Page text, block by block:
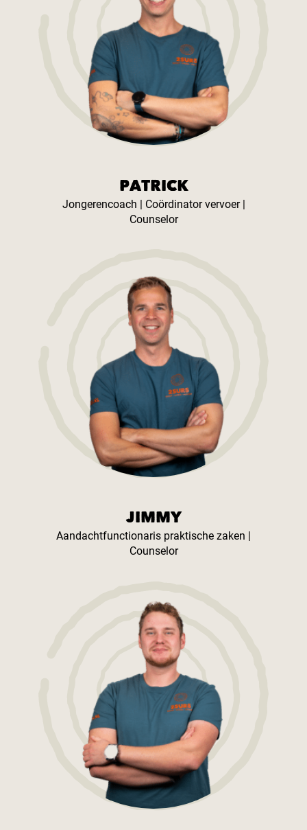
PATRICK
Jongerencoach | Coördinator vervoer |
Counselor
JIMMY
Aandachtfunctionaris praktische zaken |
Counselor